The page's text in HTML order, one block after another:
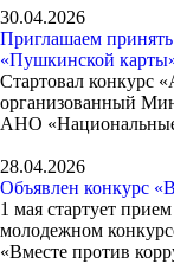
30.04.2026
Приглашаем
«Пушкинской
Стартовал конкурс
организованный
АНО
28.04.2026
Объявлен конкурс
1 мая стартует
молодежном
«Вместе против